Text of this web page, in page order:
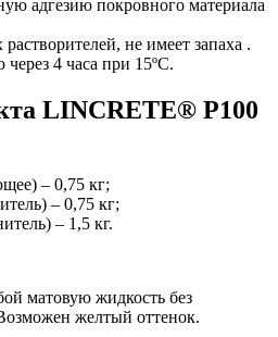
адгезию покровного материала
не имеет запаха .
4 часа при 15ºC.
LINCRETE® P100
– 0,75 кг;
– 0,75 кг;
– 1,5 кг.
матовую жидкость без
желтый оттенок.